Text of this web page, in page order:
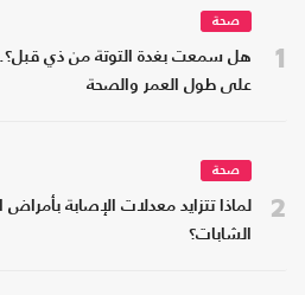
1
صحة
هل سمعت بغدة التوتة من ذي قبل؟..
على طول العمر والصحة
2
صحة
لماذا تتزايد معدلات الإصابة بأمراض
الشابات؟